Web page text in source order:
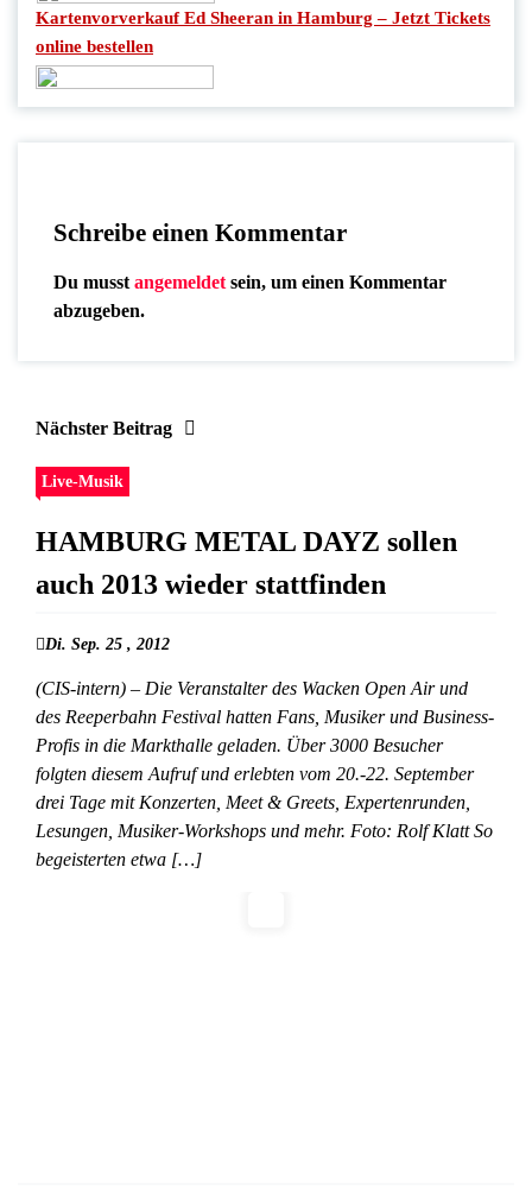
Kartenvorverkauf Ed Sheeran in Hamburg – Jetzt Tickets
online bestellen
Schreibe einen Kommentar
Du musst angemeldet sein, um einen Kommentar
abzugeben.
Nächster Beitrag
Live-Musik
HAMBURG METAL DAYZ sollen
auch 2013 wieder stattfinden
Di. Sep. 25 , 2012
(CIS-intern) – Die Veranstalter des Wacken Open Air und
des Reeperbahn Festival hatten Fans, Musiker und Business-
Profis in die Markthalle geladen. Über 3000 Besucher
folgten diesem Aufruf und erlebten vom 20.-22. September
drei Tage mit Konzerten, Meet & Greets, Expertenrunden,
Lesungen, Musiker-Workshops und mehr. Foto: Rolf Klatt So
begeisterten etwa […]